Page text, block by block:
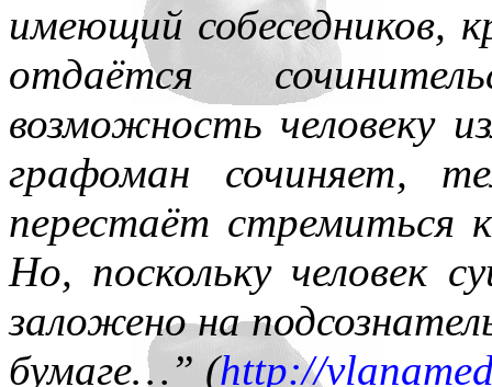
имеющий собеседников,
отдаётся
возможность человеку
графоман сочиняет,
перестаёт стремиться
Но, поскольку человек
заложено на
бумаге…” (http://